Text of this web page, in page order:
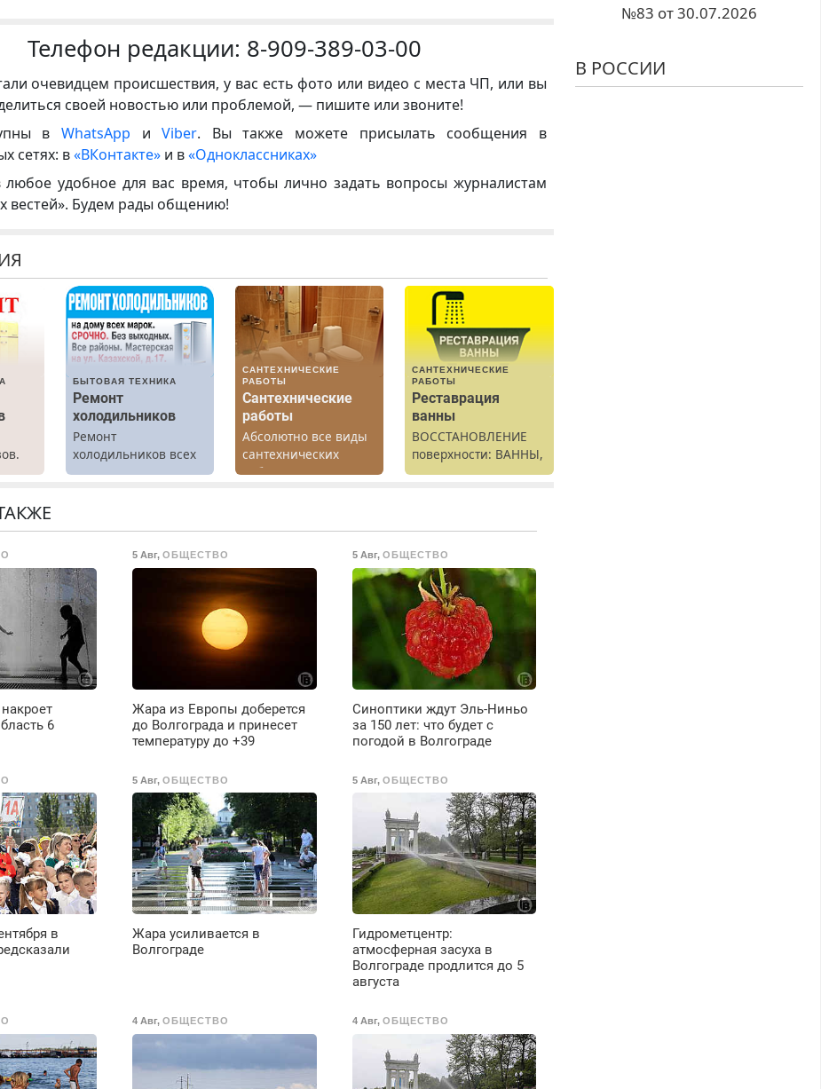
Телефон редакции: 8-909-389-03-00
очевидцем происшествия, у вас есть фото или видео с места ЧП, или вы
своей новостью или проблемой, — пишите или звоните!
в WhatsApp иViber. Вы также можете присылать сообщения в
сетях: в«ВКонтакте» и в«Одноклассниках»
любое удобное для вас время, чтобы лично задать вопросы журналистам
вестей». Будем рады общению!
ны.
БЫТОВАЯ ТЕХНИКА
Ремонт
холодильников
Ремонт
холодильников всех
марок на дому.
САНТЕХНИЧЕСКИЕ
РАБОТЫ
Сантехнические
работы
Абсолютно все виды
сантехнических
работ. Быстро.
САНТЕХНИЧЕСКИЕ
РАБОТЫ
Реставрация
ванны
ВОССТАНОВЛЕНИЕ
поверхности: ВАННЫ,
раковины,
6
5 Авг,ОБЩЕСТВО
Жара из Европы доберется
до Волгограда и принесет
температуру до +39
5 Авг, ОБЩЕСТВО
Синоптики ждут Эль-Ниньо
за 150 лет: что будет с
погодой в Волгограде
в
5 Авг,ОБЩЕСТВО
Жара усиливается в
Волгограде
5 Авг, ОБЩЕСТВО
Гидрометцентр:
атмосферная засуха в
Волгограде продлится до 5
августа
4 Авг,ОБЩЕСТВО 4 Авг, ОБЩЕСТВО
№83 от 30.07.2026
В РОССИИ